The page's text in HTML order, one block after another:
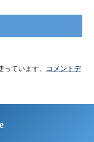
ています。
コメントデ